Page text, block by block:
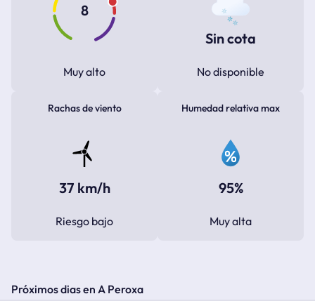
8
Muy alto
Sin cota
No disponible
Rachas de viento
37 km/h
Riesgo bajo
Humedad relativa max
95%
Muy alta
Próximos dias en A Peroxa